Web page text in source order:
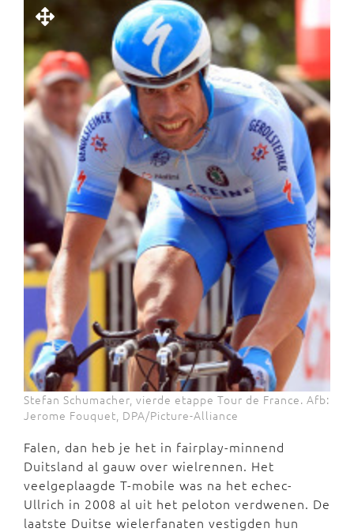
Stefan Schumacher, vierde etappe Tour de France. Afb:
Jerome Fouquet, DPA/Picture-Alliance
Falen, dan heb je het in fairplay-minnend
Duitsland al gauw over wielrennen. Het
veelgeplaagde T-mobile was na het echec-
Ullrich in 2008 al uit het peloton verdwenen. De
laatste Duitse wielerfanaten vestigden hun